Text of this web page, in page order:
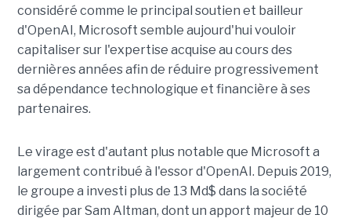
considéré comme le principal soutien et bailleur
d'OpenAI, Microsoft semble aujourd'hui vouloir
capitaliser sur l'expertise acquise au cours des
dernières années afin de réduire progressivement
sa dépendance technologique et financière à ses
partenaires.
Le virage est d'autant plus notable que Microsoft a
largement contribué à l'essor d'OpenAI. Depuis 2019,
le groupe a investi plus de 13 Md$ dans la société
dirigée par Sam Altman, dont un apport majeur de 10